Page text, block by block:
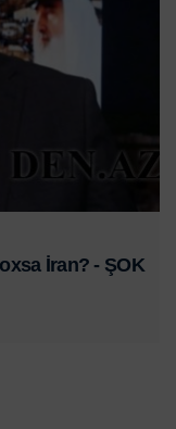
İran? - ŞOK